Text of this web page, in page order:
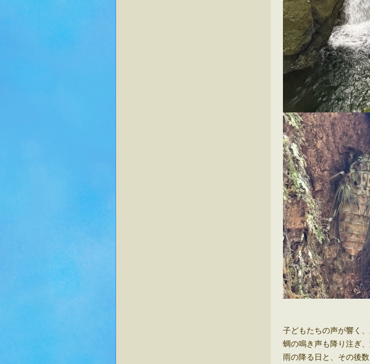
子どもたちの声が響く
蜩の鳴き声も降り注ぎ
雨の降る日と、その後